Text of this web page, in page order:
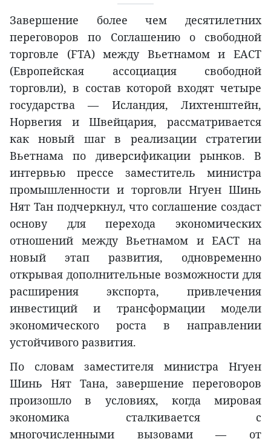
Завершение более чем десятилетних
переговоров по Соглашению о свободной
торговле (FTA) между Вьетнамом и ЕАСТ
(Европейская ассоциация свободной
торговли), в состав которой входят четыре
государства — Исландия, Лихтенштейн,
Норвегия и Швейцария, рассматривается
как новый шаг в реализации стратегии
Вьетнама по диверсификации рынков. В
интервью прессе заместитель министра
промышленности и торговли Нгуен Шинь
Нят Тан подчеркнул, что соглашение создаст
основу для перехода экономических
отношений между Вьетнамом и ЕАСТ на
новый этап развития, одновременно
открывая дополнительные возможности для
расширения экспорта, привлечения
инвестиций и трансформации модели
экономического роста в направлении
устойчивого развития.
По словам заместителя министра Нгуен
Шинь Нят Тана, завершение переговоров
произошло в условиях, когда мировая
экономика сталкивается с
многочисленными вызовами — от